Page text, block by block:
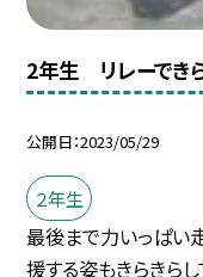
2年生 リレーでき
公開日 2023/05/29
２年生
最後まで力いっぱい
援する姿もきらきら